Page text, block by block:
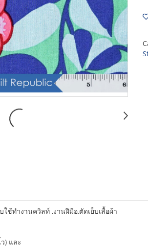
ช้ทำงานควิลท์ ,งานฝีมือ,ตัดเย็บเสื้อผ้า
) และ